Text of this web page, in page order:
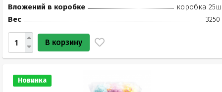
Вложений в коробке
коробка
Вес
3250
В корзину
Новинка